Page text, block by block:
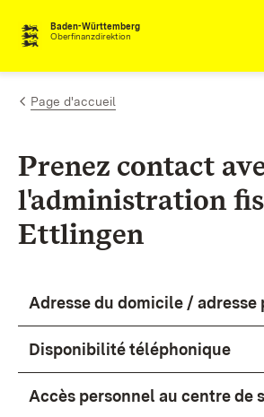
Passer au contenu
Baden-Württemberg
Oberfinanzdirektion
Page d'accueil
Prenez contact
l'administration
Ettlingen
Adresse du domicile / adresse
Disponibilité téléphonique
Accès personnel au centre de